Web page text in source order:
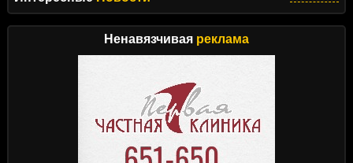
Ненавязчивая реклама